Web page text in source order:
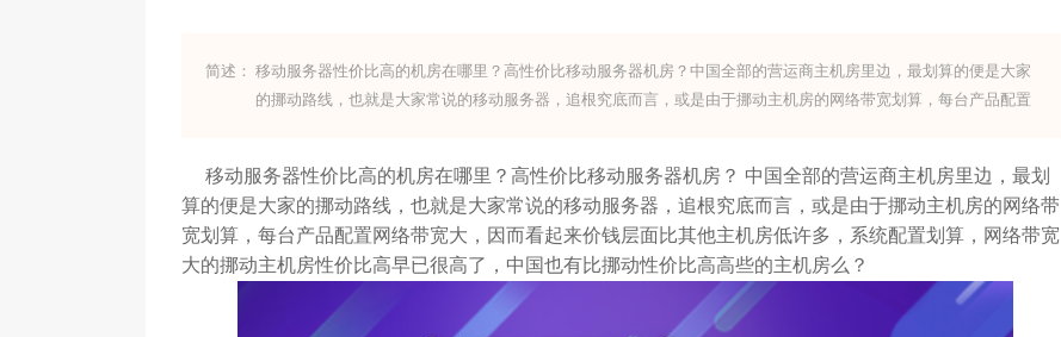
简述：
移动服务器性价比高的机房在哪里？高性价比移动服务器机房？中国全部的营运商主机房里边，最划算的便是大家
的挪动路线，也就是大家常说的移动服务器，追根究底而言，或是由于挪动主机房的网络带宽划算，每台产品配置
移动服务器性价比高的机房在哪里？高性价比移动服务器机房？ 中国全部的营运商主机房里边，最划
算的便是大家的挪动路线，也就是大家常说的移动服务器，追根究底而言，或是由于挪动主机房的网络带
宽划算，每台产品配置网络带宽大，因而看起来价钱层面比其他主机房低许多，系统配置划算，网络带宽
大的挪动主机房性价比高早已很高了，中国也有比挪动性价比高高些的主机房么？